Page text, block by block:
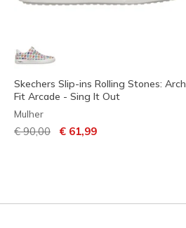
Skechers Slip-ins Rolling Stones: Arch
Fit Arcade - Sing It Out
Mulher
Preço com desconto de
€ 90,00 para
€ 61,99